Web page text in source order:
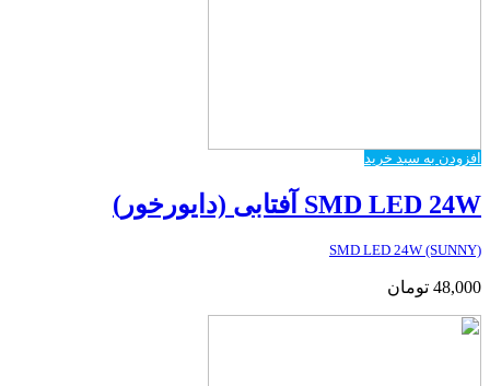
افزودن به سبد خرید
SMD LED 24W آفتابی (دایورخور)
SMD LED 24W (SUNNY)
48,000 تومان